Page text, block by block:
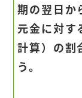
期の翌日か
元金に対
計算）の割
う。